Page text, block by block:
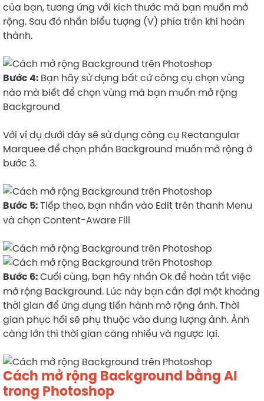
của bạn, tương ứng với kích thước mà bạn muốn mở
rộng. Sau đó nhấn biểu tượng (V) phía trên khi hoàn
thành.
Bước 4: Bạn hãy sử dụng bất cứ công cụ chọn vùng
nào mà biết để chọn vùng mà bạn muốn mở rộng
Background
Với ví dụ dưới đây sẽ sử dụng công cụ Rectangular
Marquee để chọn phần Background muốn mở rộng ở
bước 3.
Bước 5:Tiếp theo, bạn nhấn vào Edit trên thanh Menu
và chọn Content-Aware Fill
Bước 6:Cuối cùng, bạn hãy nhấn Ok để hoàn tất việc
mở rộng Background. Lúc này bạn cần đợi một khoảng
thời gian để ứng dụng tiến hành mở rộng ảnh. Thời
gian phục hồi sẽ phụ thuộc vào dung lượng ảnh. Ảnh
càng lớn thì thời gian càng nhiều và ngược lại.
Cách mở rộng Background bằng AI
trong Photoshop